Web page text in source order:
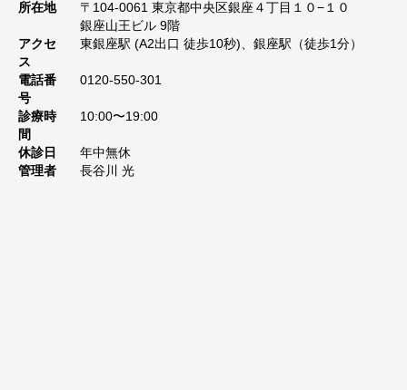
所在地
〒104-0061 東京都中央区銀座４丁目１０−１０
銀座山王ビル 9階
アクセ
ス
東銀座駅 (A2出口 徒歩10秒)、銀座駅（徒歩1分）
電話番
号
0120-550-301
診療時
間
10:00〜19:00
休診日
年中無休
管理者
長谷川 光